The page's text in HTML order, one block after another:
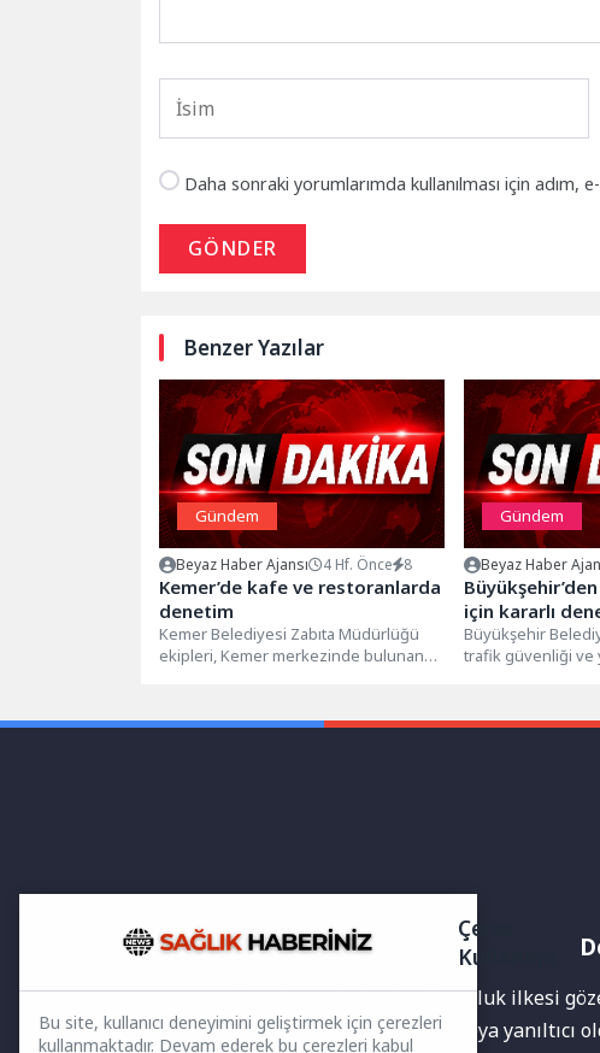
Daha sonraki yorumlarımda kullanılması için
GÖNDER
Benzer Yazılar
Gündem
Beyaz Haber Ajansı 4 Hf. Önce 8
Kemer’de kafe ve restoranlarda
denetim
Kemer Belediyesi Zabıta Müdürlüğü
ekipleri, Kemer merkezinde bulunan
Gündem
Beyaz Haber
için kararlı
Büyükşehir
trafik güvenliği ve
Yayınlanan haberler doğruluk ilkesi
bilgiler bulunabilir.Yanlış veya
Çerez
Kullanımı
Bu site, kullanıcı deneyimini geliştirmek için çerezleri
kullanmaktadır. Devam ederek bu çerezleri kabul